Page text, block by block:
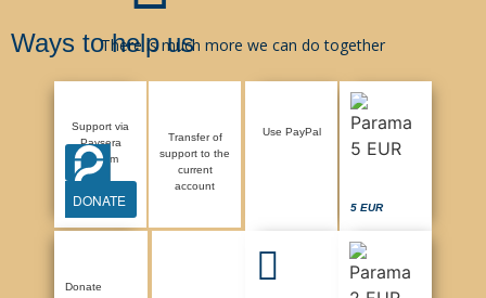
Ways to help usThere is much more we can do together
Support via
Paysera
system
DONATE
Transfer of
support to the
current
account
Use PayPal
5 EUR
Donate